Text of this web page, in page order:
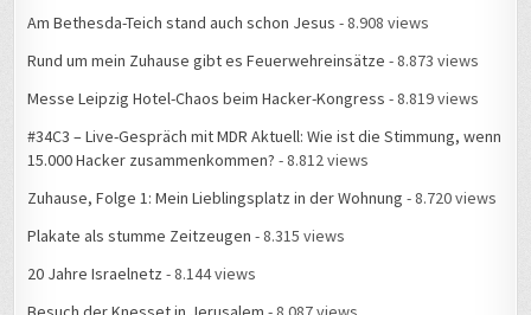
Am Bethesda-Teich stand auch schon Jesus - 8.908 views
Rund um mein Zuhause gibt es Feuerwehreinsätze - 8.873 views
Messe Leipzig Hotel-Chaos beim Hacker-Kongress - 8.819 views
#34C3 – Live-Gespräch mit MDR Aktuell: Wie ist die Stimmung, wenn
15.000 Hacker zusammenkommen? - 8.812 views
Zuhause, Folge 1: Mein Lieblingsplatz in der Wohnung - 8.720 views
Plakate als stumme Zeitzeugen - 8.315 views
20 Jahre Israelnetz - 8.144 views